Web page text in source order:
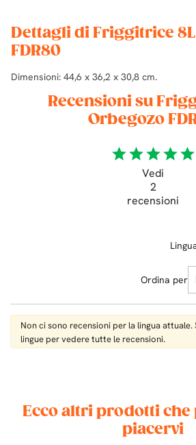
Dettagli di Friggitrice
FDR80
Dimensioni: 44,6 x 36,2 x 30,8 cm.
Recensioni su
Orbegozo
starstarstarstarstar
Vedi
2
recensioni
Ordina per
Non ci sono recensioni per la lingua
lingue per vedere tutte le recensioni.
Ecco altri prodotti
piacervi